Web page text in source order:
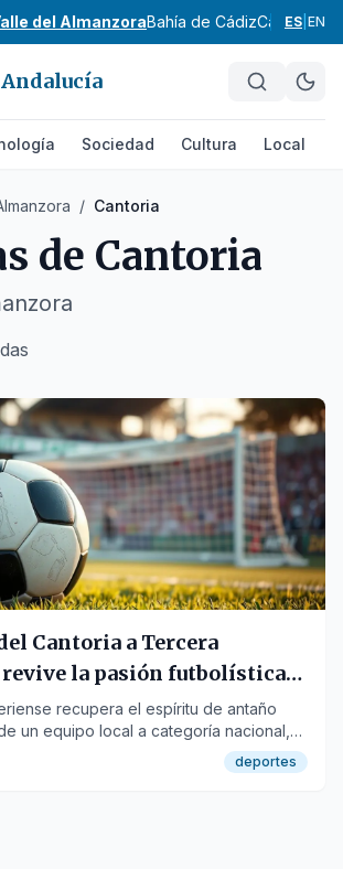
del AlmanzoraBahía de CádizCampiña
ES EN
Andalucía
Sociedad Cultura Local
/ Cantoria
de Cantoria
Cantoria a Tercera
revive la pasión futbolística
Almanzora
recupera el espíritu de antaño
un equipo local a categoría nacional,
dorada del fútbol marmolista.deportes